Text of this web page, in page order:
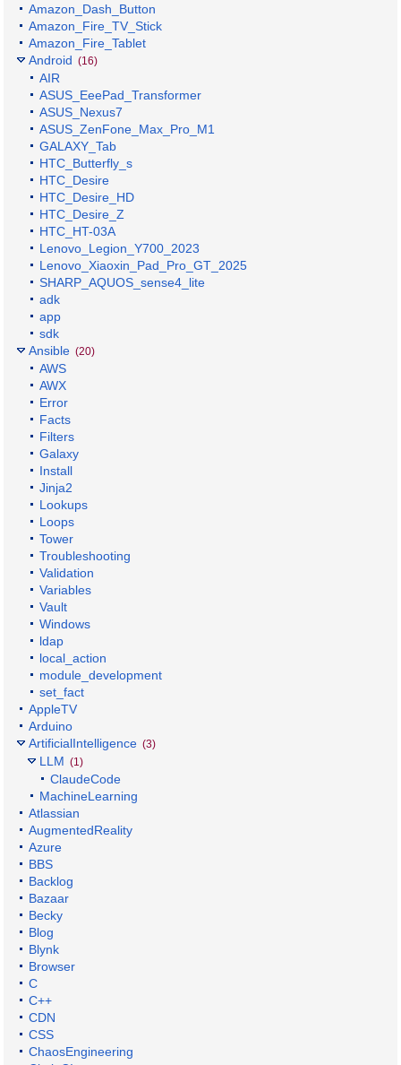
Amazon_Dash_Button
Amazon_Fire_TV_Stick
Amazon_Fire_Tablet
Android (16)
AIR
ASUS_EeePad_Transformer
ASUS_Nexus7
ASUS_ZenFone_Max_Pro_M1
GALAXY_Tab
HTC_Butterfly_s
HTC_Desire
HTC_Desire_HD
HTC_Desire_Z
HTC_HT-03A
Lenovo_Legion_Y700_2023
Lenovo_Xiaoxin_Pad_Pro_GT_2025
SHARP_AQUOS_sense4_lite
adk
app
sdk
Ansible (20)
AWS
AWX
Error
Facts
Filters
Galaxy
Install
Jinja2
Lookups
Loops
Tower
Troubleshooting
Validation
Variables
Vault
Windows
ldap
local_action
module_development
set_fact
AppleTV
Arduino
ArtificialIntelligence (3)
LLM (1)
ClaudeCode
MachineLearning
Atlassian
AugmentedReality
Azure
BBS
Backlog
Bazaar
Becky
Blog
Blynk
Browser
C
C++
CDN
CSS
ChaosEngineering